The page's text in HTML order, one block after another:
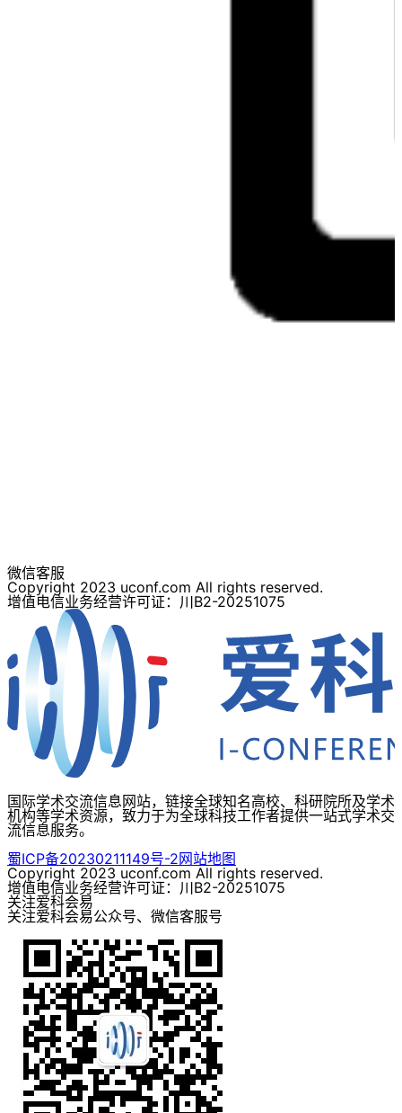
微信客服
Copyright 2023 uconf.com All rights reserved.
增值电信业务经营许可证：川B2-20251075
国际学术交流信息网站，链接全球知名高校、科研院所及学术
机构等学术资源，致力于为全球科技工作者提供一站式学术交
流信息服务。
蜀ICP备20230211149号-2网站地图
Copyright 2023 uconf.com All rights reserved.
增值电信业务经营许可证：川B2-20251075
关注爱科会易
关注爱科会易公众号、微信客服号